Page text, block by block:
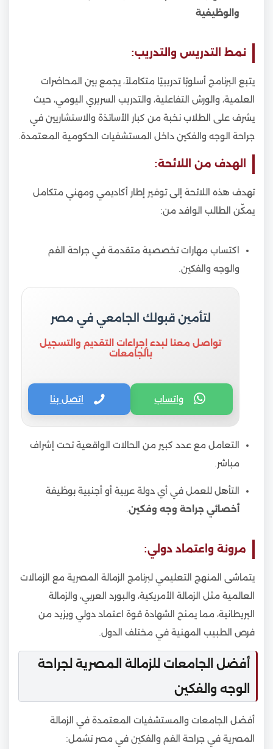
والوظيفية
نمط التدريس والتدريب:
يتبع البرنامج أسلوبًا تدريبيًا متكاملاً، يجمع بين المحاضرات
العلمية، والورش التفاعلية، والتدريب السريري اليومي، حيث
يشرف على الطلاب نخبة من كبار الأساتذة والاستشاريين في
جراحة الوجه والفكين داخل المستشفيات الحكومية المعتمدة.
الهدف من اللائحة:
تهدف هذه اللائحة إلى توفير إطار أكاديمي ومهني متكامل
يمكّن الطالب الوافد من:
اكتساب مهارات تخصصية متقدمة في جراحة الفم
والوجه والفكين.
لتأمين قبولك الجامعي في مصر
تواصل معنا لبدء إجراءات التقديم والتسجيل
بالجامعات
واتساب اتصل بنا
التعامل مع عدد كبير من الحالات الواقعية تحت إشراف
مباشر.
التأهل للعمل في أي دولة عربية أو أجنبية بوظيفة
أخصائي جراحة وجه وفكين
مرونة واعتماد دولي:
يتماشى المنهج التعليمي لبرنامج الزمالة المصرية مع الزمالات
العالمية مثل الزمالة الأمريكية، والبورد العربي، والزمالة
البريطانية، مما يمنح الشهادة قوة اعتماد دولي ويزيد من
فرص الطبيب المهنية في مختلف الدول.
أفضل الجامعات للزمالة المصرية لجراحة
الوجه والفكين
أفضل الجامعات والمستشفيات المعتمدة في الزمالة
المصرية في جراحة الفم والفكين في مصر تشمل: